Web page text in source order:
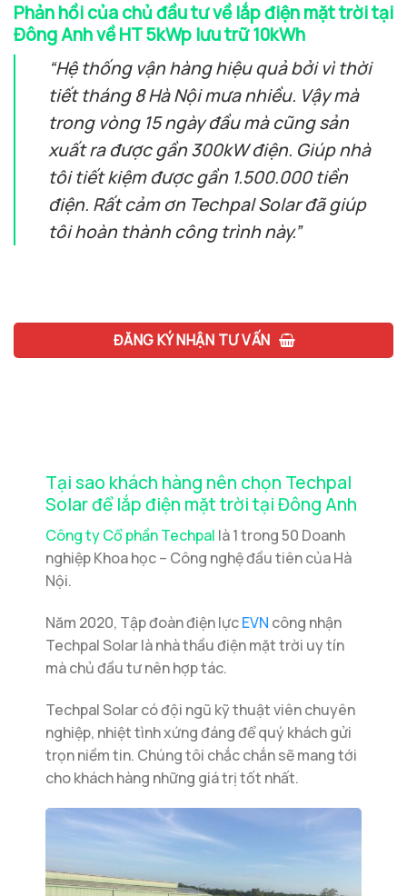
Phản hồi của chủ đầu tư về lắp điện mặt trời tại
Đông Anh về HT 5kWp lưu trữ 10kWh
“Hệ thống vận hàng hiệu quả bởi vì thời
tiết tháng 8 Hà Nội mưa nhiều. Vậy mà
trong vòng 15 ngày đầu mà cũng sản
xuất ra được gần 300kW điện. Giúp nhà
tôi tiết kiệm được gần 1.500.000 tiền
điện. Rất cảm ơn Techpal Solar đã giúp
tôi hoàn thành công trình này.”
ĐĂNG KÝ NHẬN TƯ VẤN
Tại sao khách hàng nên chọn Techpal
Solar để lắp điện mặt trời tại Đông Anh
Công ty Cổ phần Techpal là 1 trong 50 Doanh
nghiệp Khoa học – Công nghệ đầu tiên của Hà
Nội.
Năm 2020, Tập đoàn điện lựcEVN công nhận
Techpal Solar là nhà thầu điện mặt trời uy tín
mà chủ đầu tư nên hợp tác.
Techpal Solar có đội ngũ kỹ thuật viên chuyên
nghiệp, nhiệt tình xứng đáng để quý khách gửi
trọn niềm tin. Chúng tôi chắc chắn sẽ mang tới
cho khách hàng những giá trị tốt nhất.